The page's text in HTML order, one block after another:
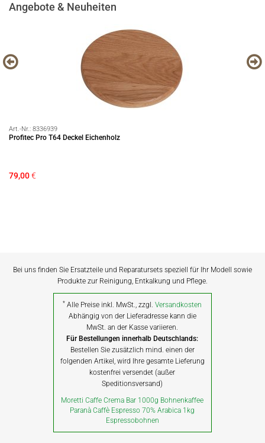
Angebote & Neuheiten
Art.-Nr.: 8336939
Profitec Pro T64 Deckel Eichenholz
79,00€
Bei uns finden Sie Ersatzteile und Reparatursets speziell für Ihr Modell sowie
Produkte zur Reinigung, Entkalkung und Pflege.
* Alle Preise inkl. MwSt., zzgl.Versandkosten
Abhängig von der Lieferadresse kann die
MwSt. an der Kasse variieren.
Für Bestellungen innerhalb Deutschlands:
Bestellen Sie zusätzlich mind. einen der
folgenden Artikel, wird Ihre gesamte Lieferung
kostenfrei versendet (außer
Speditionsversand)
Moretti Caffe Crema Bar 1000g Bohnenkaffee
Paranà Caffè Espresso 70% Arabica 1kg
Espressobohnen